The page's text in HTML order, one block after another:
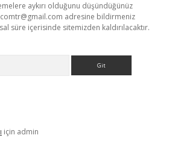
aykırı olduğunu düşündüğünüz
adresine bildirmeniz
süre içerisinde sitemizden kaldırılacaktır.
için admin